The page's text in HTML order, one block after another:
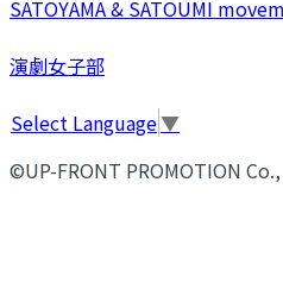
SATOYAMA & SATOUMI
演劇女子部
Select Language▼
©UP-FRONT PROMOTION